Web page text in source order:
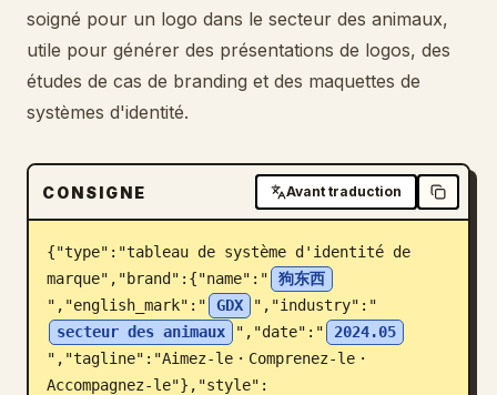
Tarifs
Télécharger
Blog
Mises à jour
soigné pour un logo dans le secteur des animaux,
utile pour générer des présentations de logos, des
études de cas de branding et des maquettes de
systèmes d'identité.
CONSIGNE Avant traduction
{"type":"tableau de système d'identité de
marque","brand":{"name":"
狗东西
","english_mark":"
GDX
","industry":"
secteur des animaux
","date":"
2024.05
","tagline":"Aimez-le・Comprenez-le・
Accompagnez-le"},"style":